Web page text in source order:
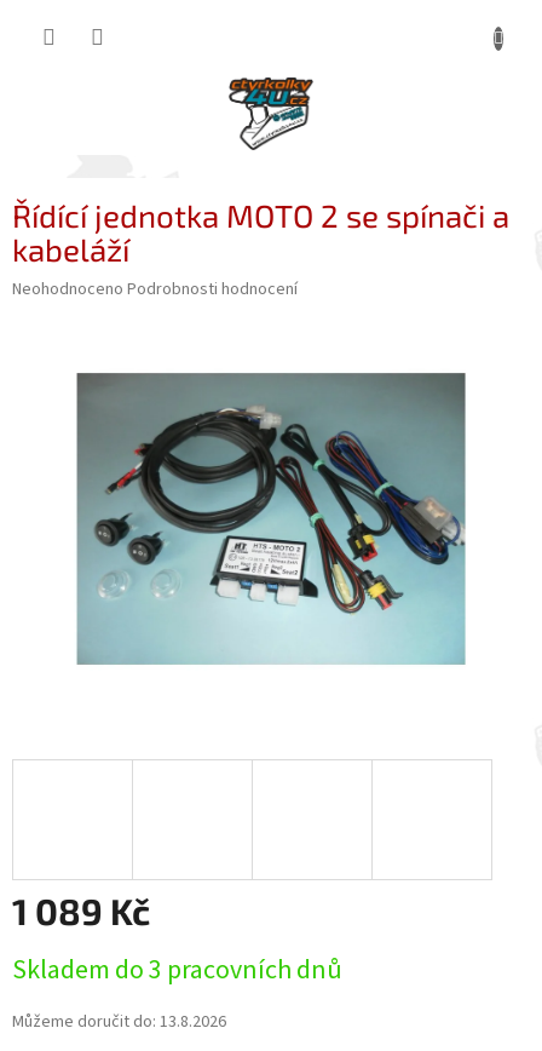
Řídící jednotka MOTO 2 se spínači a
kabeláží
Průměrné
Neohodnoceno Podrobnosti hodnocení
1 089 Kč
cena:
Skladem do 3 pracovních dnů
Můžeme doručit do: 13.8.2026